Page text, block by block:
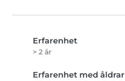
Erfarenhet
> 2 år
Erfarenhet med åldrar